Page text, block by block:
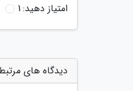
امتیاز دهید:1
دیدگاه های